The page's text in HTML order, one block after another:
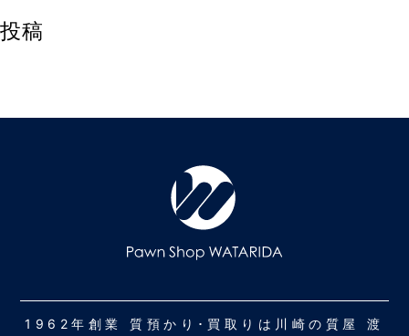
投稿
1962年創業 質預かり･買取りは川崎の質屋 渡